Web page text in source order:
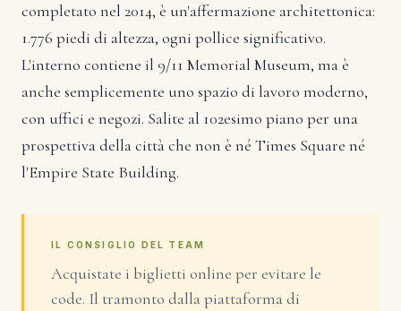
completato nel 2014, è un'affermazione architettonica:
1.776 piedi di altezza, ogni pollice significativo.
L'interno contiene il 9/11 Memorial Museum, ma è
anche semplicemente uno spazio di lavoro moderno,
con uffici e negozi. Salite al 102esimo piano per una
prospettiva della città che non è né Times Square né
l'Empire State Building.
IL CONSIGLIO DEL TEAM
Acquistate i biglietti online per evitare le
code. Il tramonto dalla piattaforma di